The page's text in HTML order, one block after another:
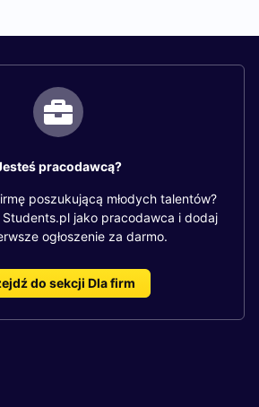
pracodawcą?
poszukującą młodych talentów?
Students.pl jako pracodawca i dodaj
ogłoszenie za darmo.
do sekcji Dla firm